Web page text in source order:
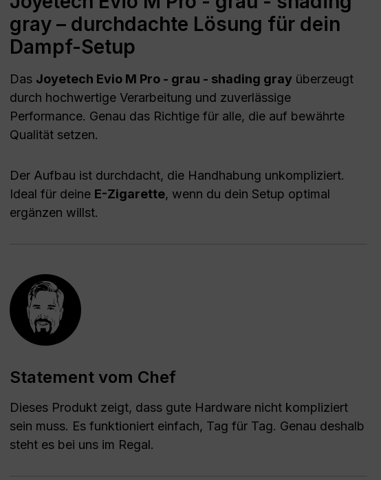
gray – durchdachte Lösung für dein
Dampf-Setup
Das Joyetech Evio M Pro - grau - shading gray überzeugt
durch hochwertige Verarbeitung und zuverlässige
Performance. Genau das Richtige für alle, die auf bewährte
Qualität setzen.
Der Aufbau ist durchdacht, die Handhabung unkompliziert.
Ideal für deine E-Zigarette, wenn du dein Setup optimal
ergänzen willst.
Statement vom Chef
Dieses Produkt zeigt, dass gute Hardware nicht kompliziert
sein muss. Es funktioniert einfach, Tag für Tag. Genau deshalb
steht es bei uns im Regal.